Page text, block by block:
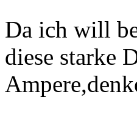
Da ich will
diese starke